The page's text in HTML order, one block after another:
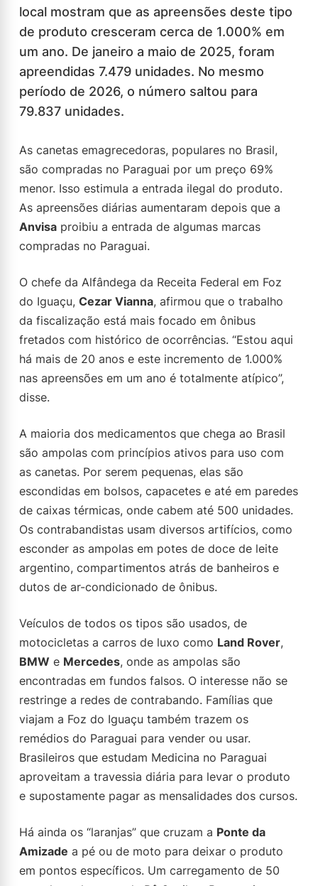
local mostram que as apreensões deste tipo
de produto cresceram cerca de 1.000% em
um ano. De janeiro a maio de 2025, foram
apreendidas 7.479 unidades. No mesmo
período de 2026, o número saltou para
79.837 unidades.
As canetas emagrecedoras, populares no Brasil,
são compradas no Paraguai por um preço 69%
menor. Isso estimula a entrada ilegal do produto.
As apreensões diárias aumentaram depois que a
Anvisa proibiu a entrada de algumas marcas
compradas no Paraguai.
O chefe da Alfândega da Receita Federal em Foz
do Iguaçu, Cezar Vianna, afirmou que o trabalho
da fiscalização está mais focado em ônibus
fretados com histórico de ocorrências. “Estou aqui
há mais de 20 anos e este incremento de 1.000%
nas apreensões em um ano é totalmente atípico”,
disse.
A maioria dos medicamentos que chega ao Brasil
são ampolas com princípios ativos para uso com
as canetas. Por serem pequenas, elas são
escondidas em bolsos, capacetes e até em paredes
de caixas térmicas, onde cabem até 500 unidades.
Os contrabandistas usam diversos artifícios, como
esconder as ampolas em potes de doce de leite
argentino, compartimentos atrás de banheiros e
dutos de ar-condicionado de ônibus.
Veículos de todos os tipos são usados, de
motocicletas a carros de luxo como Land Rover,
BMW e Mercedes, onde as ampolas são
encontradas em fundos falsos. O interesse não se
restringe a redes de contrabando. Famílias que
viajam a Foz do Iguaçu também trazem os
remédios do Paraguai para vender ou usar.
Brasileiros que estudam Medicina no Paraguai
aproveitam a travessia diária para levar o produto
e supostamente pagar as mensalidades dos cursos.
Há ainda os “laranjas” que cruzam a Ponte da
Amizade a pé ou de moto para deixar o produto
em pontos específicos. Um carregamento de 50